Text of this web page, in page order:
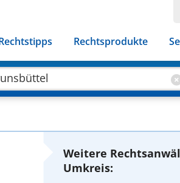
Rechtsprodukte
Weitere
Umkreis: